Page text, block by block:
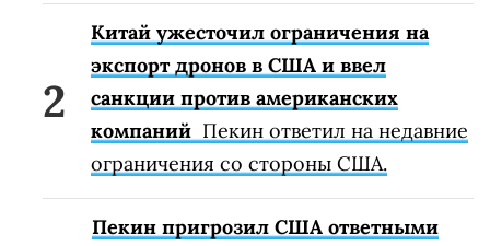
Китай ужесточил ограничения на
экспорт дронов в США и ввел
санкции против американских
компаний Пекин ответил на недавние
ограничения со стороны США.
Пекин пригрозил США ответными